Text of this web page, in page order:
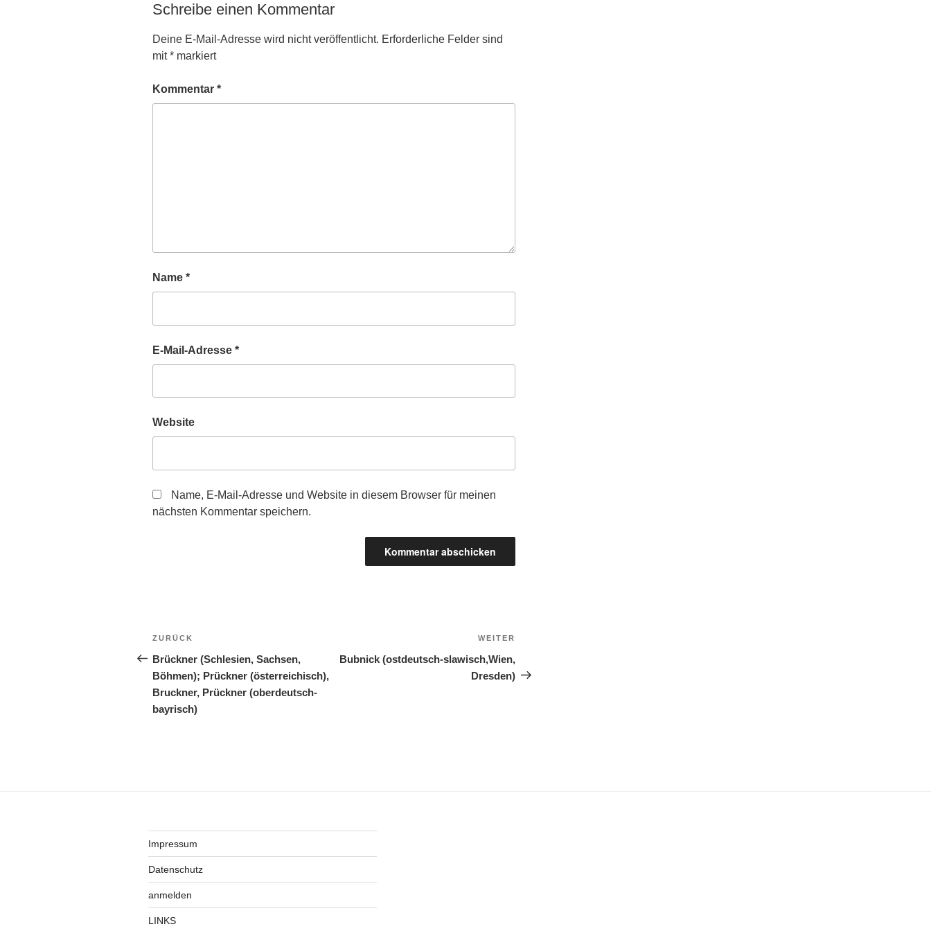
Schreibe einen Kommentar
Deine E-Mail-Adresse wird nicht veröffentlicht. Erforderliche Felder sind
mit* markiert
Kommentar *
Name *
E-Mail-Adresse *
Website
Name, E-Mail-Adresse und Website in diesem Browser für meinen
nächsten Kommentar speichern.
Beitragsnavigation
Vorheriger
Beitrag
ZURÜCK
Brückner (Schlesien, Sachsen,
Böhmen); Prückner (österreichisch),
Bruckner, Prückner (oberdeutsch-
bayrisch)
WEITER
Bubnick (ostdeutsch-slawisch,Wien,
Dresden)
Impressum
Datenschutz
anmelden
LINKS